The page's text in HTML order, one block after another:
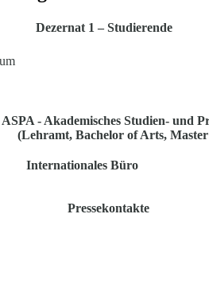
Dezernat 1 – Studierende
ASPA - Akademisches Studien- und
(Lehramt, Bachelor of Arts,
Internationales Büro
Pressekontakte